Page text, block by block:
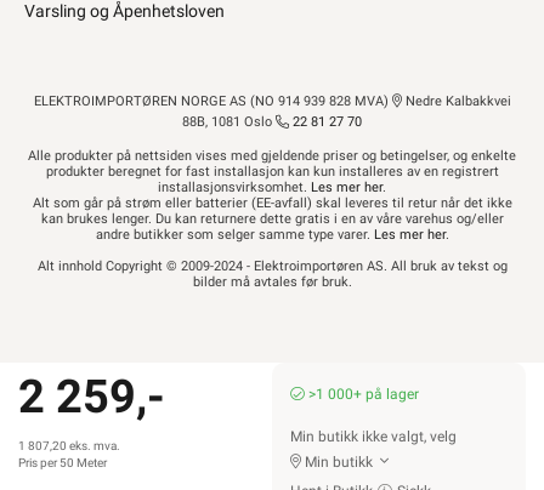
Varsling og Åpenhetsloven
ELEKTROIMPORTØREN NORGE AS (NO 914 939 828 MVA)
Nedre Kalbakkvei
88B, 1081 Oslo
22 81 27 70
Alle produkter på nettsiden vises med gjeldende priser og betingelser, og enkelte
produkter beregnet for fast installasjon kan kun installeres av en registrert
installasjonsvirksomhet. Les mer her.
Alt som går på strøm eller batterier (EE-avfall) skal leveres til retur når det ikke
kan brukes lenger. Du kan returnere dette gratis i en av våre varehus og/eller
andre butikker som selger samme type varer. Les mer her.
Alt innhold Copyright © 2009-2024 - Elektroimportøren AS. All bruk av tekst og
bilder må avtales før bruk.
2 259,-
1 807,20 eks. mva.
Pris per 50 Meter
>1 000+ på lager
Min butikk ikke valgt, velg
Min butikk